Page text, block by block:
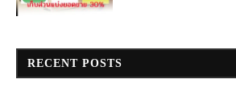
RECENT POSTS